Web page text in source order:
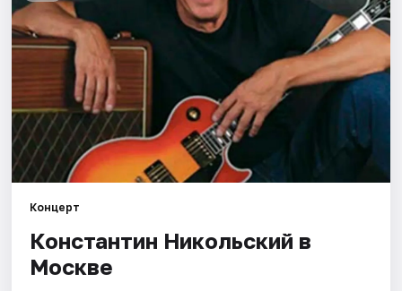
Выставки
Квесты
Экскурсии
Спорт
События
Города
Площадки
Концерт
Константин Никольский в
Москве